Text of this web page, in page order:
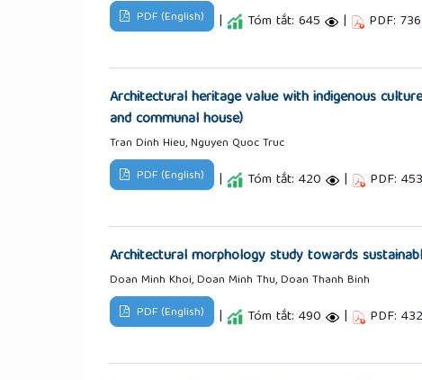
PDF (English) | Tóm tắt: 645 | PDF: 736
Architectural heritage value with indigenous
and communal house)
Tran Dinh Hieu, Nguyen Quoc Truc
PDF (English) | Tóm tắt: 420 | PDF: 453
Architectural morphology study towards
Doan Minh Khoi, Doan Minh Thu, Doan Thanh Binh
PDF (English) | Tóm tắt: 490 | PDF: 432